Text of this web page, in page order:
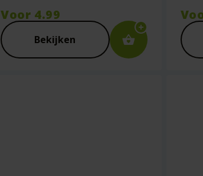
Voor 4.99
Bekijken